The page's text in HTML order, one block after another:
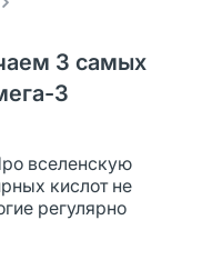
3 самых
3
вселенскую
кислот не
регулярно